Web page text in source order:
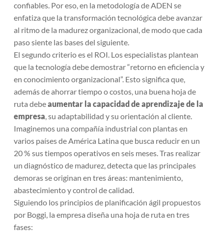
confiables. Por eso, en la metodología de ADEN se
enfatiza que la transformación tecnológica debe avanzar
al ritmo de la madurez organizacional, de modo que cada
paso siente las bases del siguiente.
El segundo criterio es el ROI. Los especialistas plantean
que la tecnología debe demostrar “retorno en eficiencia y
en conocimiento organizacional”. Esto significa que,
además de ahorrar tiempo o costos, una buena hoja de
ruta debeaumentar la capacidad de aprendizaje de la
empresa, su adaptabilidad y su orientación al cliente.
Imaginemos una compañía industrial con plantas en
varios países de América Latina que busca reducir en un
20 % sus tiempos operativos en seis meses. Tras realizar
un diagnóstico de madurez, detecta que las principales
demoras se originan en tres áreas: mantenimiento,
abastecimiento y control de calidad.
Siguiendo los principios de planificación ágil propuestos
por Boggi, la empresa diseña una hoja de ruta en tres
fases: